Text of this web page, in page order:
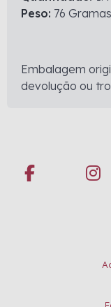
Peso: 76 Gramas
Embalagem
devolução ou